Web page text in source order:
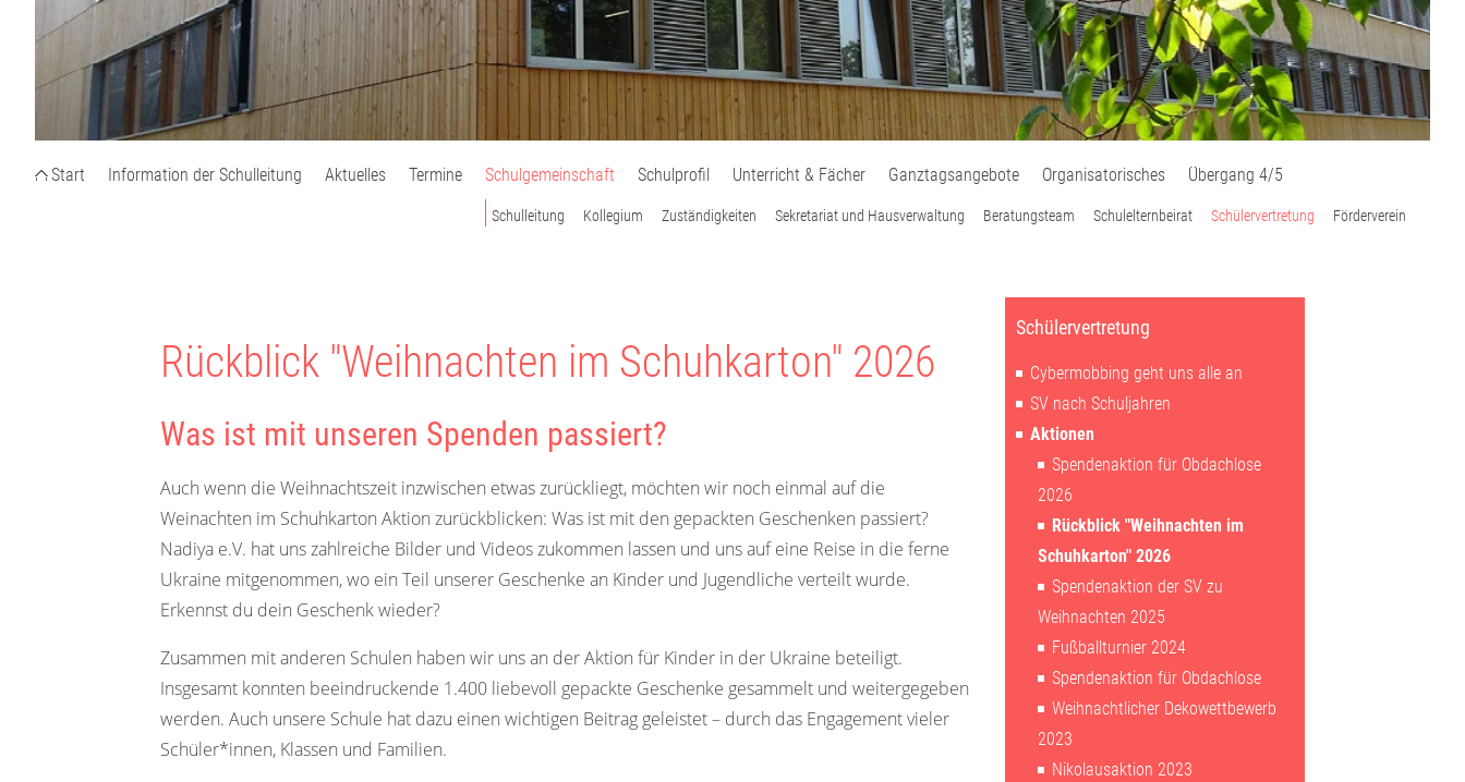
Start Information der Schulleitung Aktuelles Termine Schulgemeinschaft
Schulleitung Kollegium Zuständigkeiten Sekretariat und Hausverwaltung Beratungsteam Schulelternbeirat Schülervertretung Förderverein
Schulprofil Unterricht & Fächer Ganztagsangebote Organisatorisches Übergang 4/5
Rückblick "Weihnachten im Schuhkarton" 2026
Was ist mit unseren Spenden passiert?
Auch wenn die Weihnachtszeit inzwischen etwas zurückliegt, möchten wir noch einmal auf die
Weinachten im Schuhkarton Aktion zurückblicken: Was ist mit den gepackten Geschenken passiert?
Nadiya e.V. hat uns zahlreiche Bilder und Videos zukommen lassen und uns auf eine Reise in die ferne
Ukraine mitgenommen, wo ein Teil unserer Geschenke an Kinder und Jugendliche verteilt wurde.
Erkennst du dein Geschenk wieder?
Zusammen mit anderen Schulen haben wir uns an der Aktion für Kinder in der Ukraine beteiligt.
Insgesamt konnten beeindruckende 1.400 liebevoll gepackte Geschenke gesammelt und weitergegeben
werden. Auch unsere Schule hat dazu einen wichtigen Beitrag geleistet – durch das Engagement vieler
Schüler*innen, Klassen und Familien.
Schülervertretung
Cybermobbing geht uns alle an
SV nach Schuljahren
Aktionen
Spendenaktion für Obdachlose
2026
Rückblick "Weihnachten im
Schuhkarton" 2026
Spendenaktion der SV zu
Weihnachten 2025
Fußballturnier 2024
Spendenaktion für Obdachlose
Weihnachtlicher Dekowettbewerb
2023
Nikolausaktion 2023